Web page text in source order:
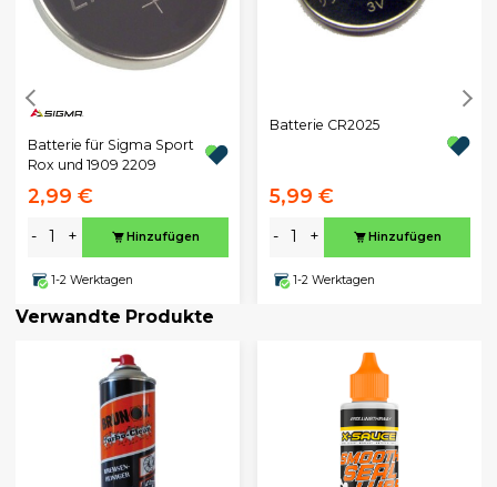
Batterie für Sigma Sport
Rox und 1909 2209
2,99 €
- + Hinzufügen
1-2 Werktagen
Batterie CR2025
5,99 €
- + Hinzufügen
1-2 Werktagen
Verwandte Produkte